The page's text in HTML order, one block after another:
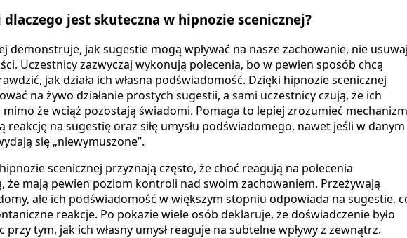
dlaczego jest skuteczna w hipnozie scenicznej?
demonstruje, jak sugestie mogą wpływać na nasze zachowanie, nie
Uczestnicy zazwyczaj wykonują polecenia, bo w pewien sposób chcą
jak działa ich własna podświadomość. Dzięki hipnozie scenicznej
na żywo działanie prostych sugestii, a sami uczestnicy czują, że ich
że wciąż pozostają świadomi. Pomaga to lepiej zrozumieć
reakcję na sugestię oraz siłę umysłu podświadomego, nawet jeśli w danym
się „niewymuszone”.
scenicznej przyznają często, że choć reagują na polecenia
że mają pewien poziom kontroli nad swoim zachowaniem. Przeżywają
ale ich podświadomość w większym stopniu odpowiada na sugestie,
reakcje. Po pokazie wiele osób deklaruje, że doświadczenie było
tym, jak ich własny umysł reaguje na subtelne wpływy z zewnątrz.